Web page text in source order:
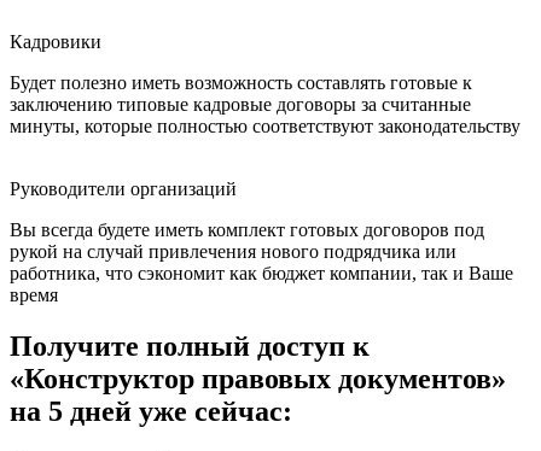
Кадровики
Будет полезно иметь возможность составлять готовые к
заключению типовые кадровые договоры за считанные
минуты, которые полностью соответствуют законодательству
Руководители организаций
Вы всегда будете иметь комплект готовых договоров под
рукой на случай привлечения нового подрядчика или
работника, что сэкономит как бюджет компании, так и Ваше
время
Получите полный доступ к
«Конструктор правовых документов»
на 5 дней уже сейчас: